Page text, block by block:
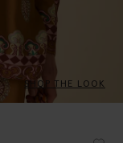
SHOP THE LOOK